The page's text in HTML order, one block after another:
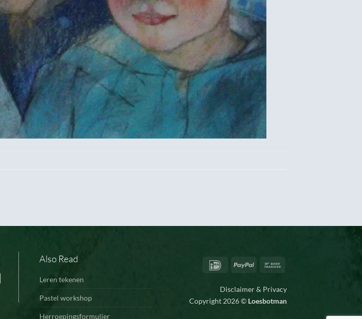
Also Read
Leren tekenen
Pastel workshop
Herroepingsformulier
IDeal PayPal
Disclaimer & Privacy
Copyright 2026 © Loesbotman